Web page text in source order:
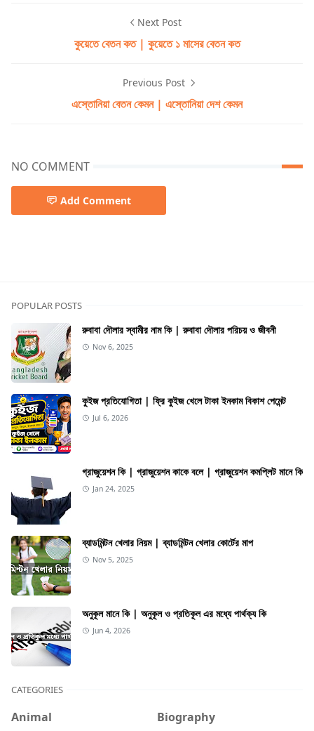
Next Post
কুয়েতে বেতন কত | কুয়েতে ১ মাসের বেতন কত
Previous Post
এস্তোনিয়া বেতন কেমন | এস্তোনিয়া দেশ কেমন
NO COMMENT
Add Comment
POPULAR POSTS
রুবাবা দৌলার স্বামীর নাম কি | রুবাবা দৌলার পরিচয় ও জীবনী
Nov 6, 2025
কুইজ প্রতিযোগিতা | ফ্রি কুইজ খেলে টাকা ইনকাম বিকাশ পেমেন্ট
Jul 6, 2026
গ্রাজুয়েশন কি | গ্রাজুয়েশন কাকে বলে | গ্রাজুয়েশন কমপ্লিট মানে কি
Jan 24, 2025
ব্যাডমিন্টন খেলার নিয়ম | ব্যাডমিন্টন খেলার কোর্টের মাপ
Nov 5, 2025
অনুকূল মানে কি | অনুকূল ও প্রতিকূল এর মধ্যে পার্থক্য কি
Jun 4, 2026
CATEGORIES
Animal
Biography